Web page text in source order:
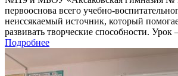
первооснова всего учебно-
неиссякаемый источник, который
развивать творческие способности.
Подробнее